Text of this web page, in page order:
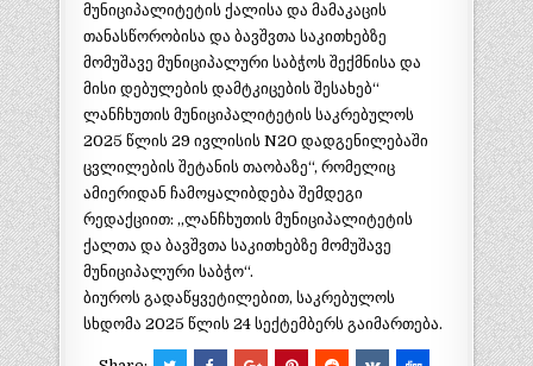
მუნიციპალიტეტის ქალისა და მამაკაცის
თანასწორობისა და ბავშვთა საკითხებზე
მომუშავე მუნიციპალური საბჭოს შექმნისა და
მისი დებულების დამტკიცების შესახებ“
ლანჩხუთის მუნიციპალიტეტის საკრებულოს
2025 წლის 29 ივლისის N20 დადგენილებაში
ცვლილების შეტანის თაობაზე“, რომელიც
ამიერიდან ჩამოყალიბდება შემდეგი
რედაქციით: ,,ლანჩხუთის მუნიციპალიტეტის
ქალთა და ბავშვთა საკითხებზე მომუშავე
მუნიციპალური საბჭო“.
ბიუროს გადაწყვეტილებით, საკრებულოს
სხდომა 2025 წლის 24 სექტემბერს გაიმართება.